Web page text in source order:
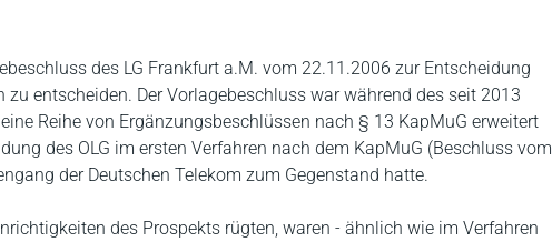
des LG Frankfurt a.M. vom 22.11.2006 zur Entscheidung
entscheiden. Der Vorlagebeschluss war während des seit 2013
Reihe von Ergänzungsbeschlüssen nach § 13 KapMuG erweitert
des OLG im ersten Verfahren nach dem KapMuG (Beschluss vom
der Deutschen Telekom zum Gegenstand hatte.
des Prospekts rügten, waren - ähnlich wie im Verfahren